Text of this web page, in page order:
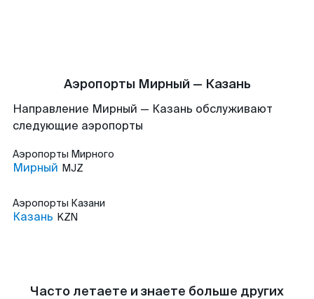
Аэропорты Мирный — Казань
Направление Мирный — Казань обслуживают
следующие аэропорты
Аэропорты Мирного
Мирный MJZ
Аэропорты Казани
Казань KZN
Часто летаете и знаете больше других